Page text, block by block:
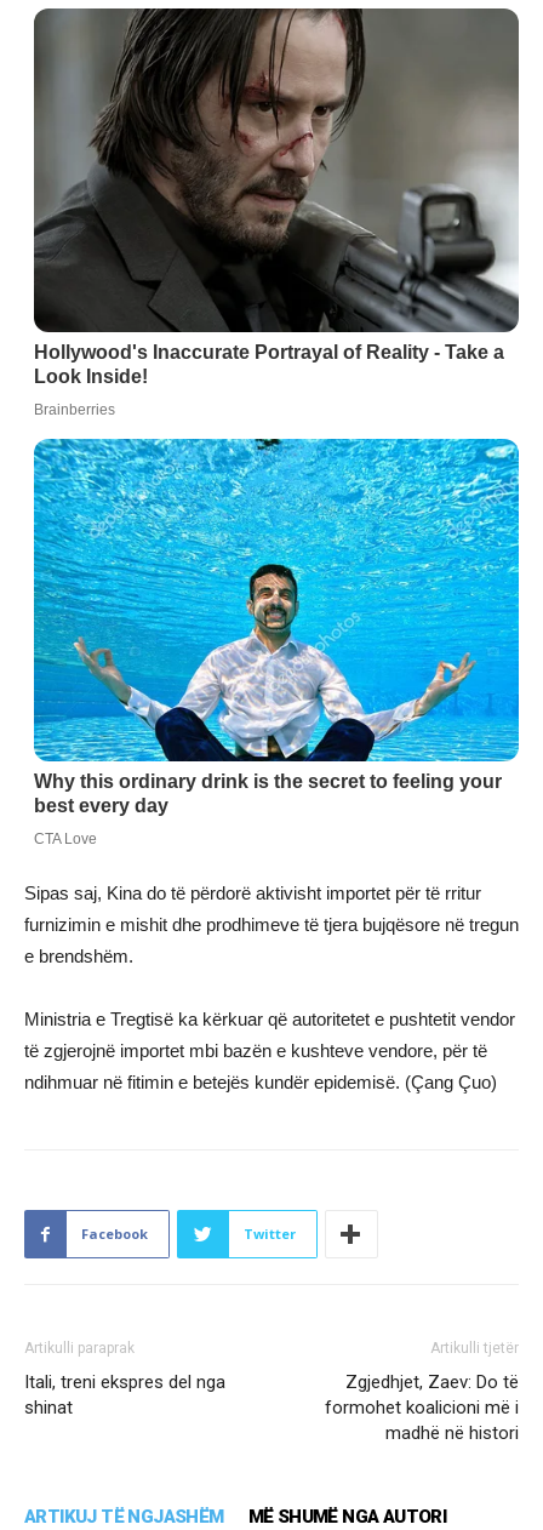
Sipas saj, Kina do të përdorë aktivisht importet për të rritur
furnizimin e mishit dhe prodhimeve të tjera bujqësore në tregun
e brendshëm.
Ministria e Tregtisë ka kërkuar që autoritetet e pushtetit vendor
të zgjerojnë importet mbi bazën e kushteve vendore, për të
ndihmuar në fitimin e betejës kundër epidemisë. (Çang Çuo)
Facebook Twitter
Artikulli paraprak
Itali, treni ekspres del nga
shinat
Artikulli tjetër
Zgjedhjet, Zaev: Do të
formohet koalicioni më i
madhë në histori
ARTIKUJ TË NGJASHËM MË SHUMË NGA AUTORI